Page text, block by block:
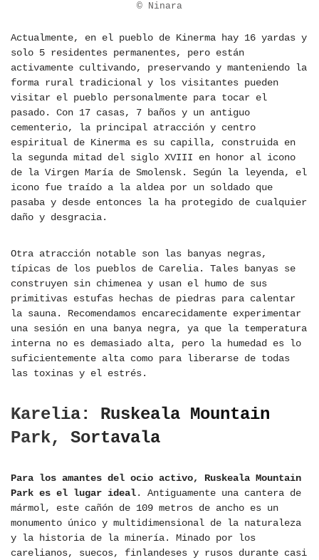
© Ninara
Actualmente, en el pueblo de Kinerma hay 16 yardas y
solo 5 residentes permanentes, pero están
activamente cultivando, preservando y manteniendo la
forma rural tradicional y los visitantes pueden
visitar el pueblo personalmente para tocar el
pasado. Con 17 casas, 7 baños y un antiguo
cementerio, la principal atracción y centro
espiritual de Kinerma es su capilla, construida en
la segunda mitad del siglo XVIII en honor al icono
de la Virgen María de Smolensk. Según la leyenda, el
icono fue traído a la aldea por un soldado que
pasaba y desde entonces la ha protegido de cualquier
daño y desgracia.
Otra atracción notable son las banyas negras,
típicas de los pueblos de Carelia. Tales banyas se
construyen sin chimenea y usan el humo de sus
primitivas estufas hechas de piedras para calentar
la sauna. Recomendamos encarecidamente experimentar
una sesión en una banya negra, ya que la temperatura
interna no es demasiado alta, pero la humedad es lo
suficientemente alta como para liberarse de todas
las toxinas y el estrés.
Karelia: Ruskeala Mountain
Park, Sortavala
Para los amantes del ocio activo, Ruskeala Mountain
Park es el lugar ideal. Antiguamente una cantera de
mármol, este cañón de 109 metros de ancho es un
monumento único y multidimensional de la naturaleza
y la historia de la minería. Minado por los
carelianos, suecos, finlandeses y rusos durante casi